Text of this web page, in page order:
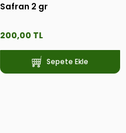
Safran 2 gr
200,00 TL
Sepete Ekle